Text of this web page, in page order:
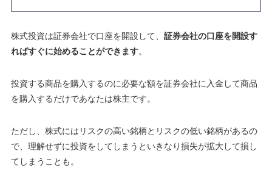
株式投資は証券会社で口座を開設して、 証券会社の口座を開設す
ればすぐに始めることができます。
投資する商品を購入するのに必要な額を証券会社に入金して商品
を購入するだけであなたは株主です。
ただし、株式にはリスクの高い銘柄とリスクの低い銘柄があるの
で、理解せずに投資をしてしまうといきなり損失が拡大して損し
てしまうことも。